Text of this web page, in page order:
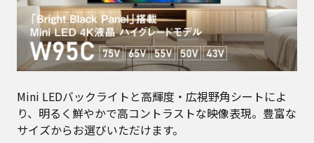
Mini LEDバックライトと高輝度・広視野角シートによ
り、明るく鮮やかで高コントラストな映像表現。豊富な
サイズからお選びいただけます。